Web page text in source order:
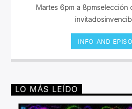
Martes 6pm a 8pmselección
INFO AND
LO MÁS LEÍDO